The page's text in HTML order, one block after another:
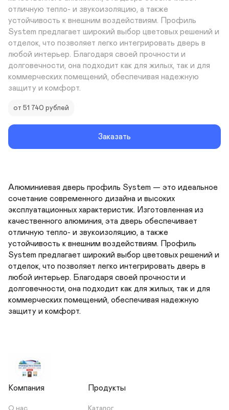
отличную тепло- и звукоизоляцию, а также
устойчивость к внешним воздействиям. Профиль
System предлагает широкий выбор цветовых решений и
отделок, что позволяет легко интегрировать дверь в
любой интерьер. Благодаря своей прочности и
долговечности, она подходит как для жилых, так и для
коммерческих помещений, обеспечивая надежную
защиту и комфорт.
от 51 740 рублей
Заказать
Алюминиевая дверь профиль System — это идеальное
сочетание современного дизайна и высоких
эксплуатационных характеристик. Изготовленная из
качественного алюминия, эта дверь обеспечивает
отличную тепло- и звукоизоляцию, а также
устойчивость к внешним воздействиям. Профиль
System предлагает широкий выбор цветовых решений и
отделок, что позволяет легко интегрировать дверь в
любой интерьер. Благодаря своей прочности и
долговечности, она подходит как для жилых, так и для
коммерческих помещений, обеспечивая надежную
защиту и комфорт.
Компания
О нас
Продукты
Каталог